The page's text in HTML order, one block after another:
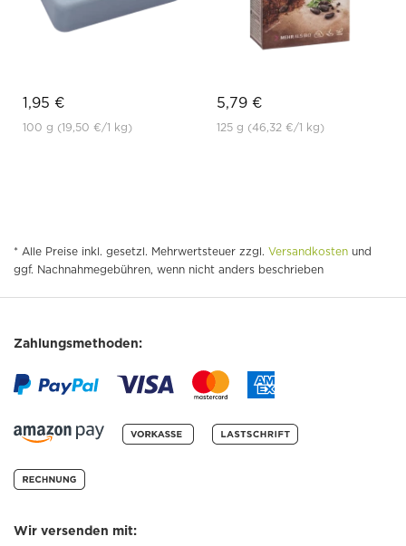
1,95 €
100 g (19,50 €/1 kg)
5,79 €
125 g (46,32 €/1 kg)
* Alle Preise inkl. gesetzl. Mehrwertsteuer zzgl. Versandkosten und
ggf. Nachnahmegebühren, wenn nicht anders beschrieben
Zahlungsmethoden:
Wir versenden mit: